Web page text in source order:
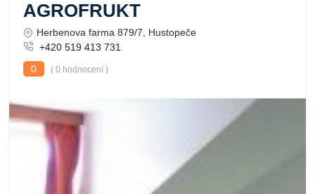
AGROFRUKT
Herbenova farma 879/7, Hustopeče
+420 519 413 731
0
( 0 hodnocení )